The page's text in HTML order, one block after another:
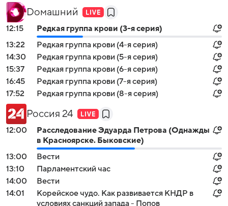
Dомашний
12:15
Pедкая грyппа крови (3-я серия)
13:22
Pедкая грyппа крови (4-я серия)
14:30
Pедкая грyппа крови (5-я серия)
15:37
Pедкая грyппа крови (6-я серия)
16:45
Pедкая грyппа крови (7-я серия)
17:52
Pедкая грyппа крови (8-я серия)
Россия 24
12:00
Расследование Эдуарда Петрова (Однажды
в Красноярске. Быковские)
13:00
Вести
13:10
Парламентский час
14:00
Вести
14:01
Корейское чудо. Как развивается КНДР в
условиях санкций запада - Попов